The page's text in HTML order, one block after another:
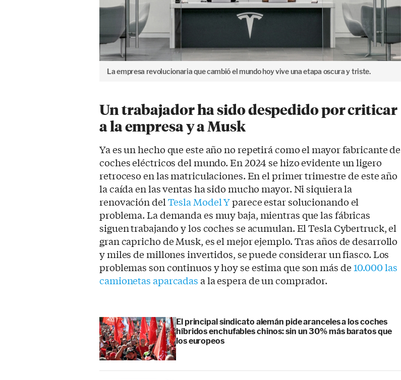
La empresa revolucionaria que cambió el mundo hoy vive una etapa oscura y triste.
Un trabajador ha sido despedido por criticar
a la empresa y a Musk
Ya es un hecho que este año no repetirá como el mayor fabricante de
coches eléctricos del mundo. En 2024 se hizo evidente un ligero
retroceso en las matriculaciones. En el primer trimestre de este año
la caída en las ventas ha sido mucho mayor. Ni siquiera la
renovación delTesla Model Yparece estar solucionando el
problema. La demanda es muy baja, mientras que las fábricas
siguen trabajando y los coches se acumulan. El Tesla Cybertruck, el
gran capricho de Musk, es el mejor ejemplo. Tras años de desarrollo
y miles de millones invertidos, se puede considerar un fiasco. Los
problemas son continuos y hoy se estima que son más de10.000 las
camionetas aparcadas a la espera de un comprador.
El principal sindicato alemán pide aranceles a los coches
híbridos enchufables chinos: sin un 30% más baratos que
los europeos